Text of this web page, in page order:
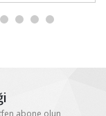
abone olun